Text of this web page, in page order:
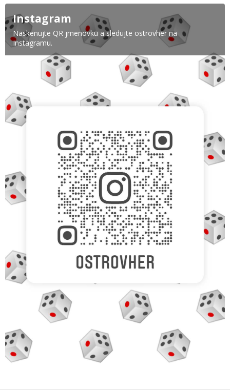
Instagram
Naskenujte QR jmenovku a sledujte ostrovher na
Instagramu.